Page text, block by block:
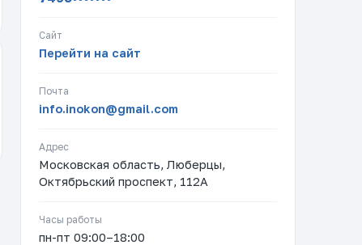
Сайт
Перейти на сайт
Почта
info.inokon@gmail.com
Адрес
Московская область, Люберцы,
Октябрьский проспект, 112А
Часы работы
пн-пт 09:00–18:00